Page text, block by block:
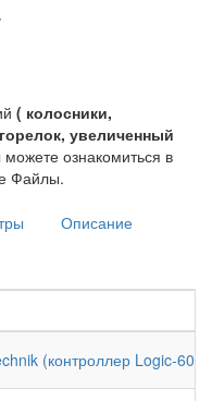
( колосники,
увеличенный
можете ознакомиться в
Файлы.
Описание
(контроллер Logic-